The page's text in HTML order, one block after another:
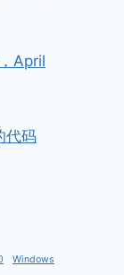
April
代码
Windows